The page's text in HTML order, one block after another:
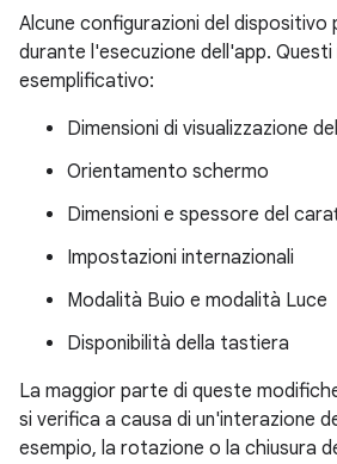
Alcune configurazioni del dispositivo
durante l'esecuzione dell'app.
esemplificativo:
Dimensioni di visualizzazione
Orientamento schermo
Dimensioni e spessore del
Impostazioni internazionali
Modalità Buio e modalità Luce
Disponibilità della tastiera
La maggior parte di queste
si verifica a causa di un'interazione
esempio, la rotazione o la chiusura